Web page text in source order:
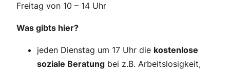
Freitag von 10 – 14 Uhr
Was gibts hier?
jeden Dienstag um 17 Uhr die kostenlose
soziale Beratung bei z.B. Arbeitslosigkeit,